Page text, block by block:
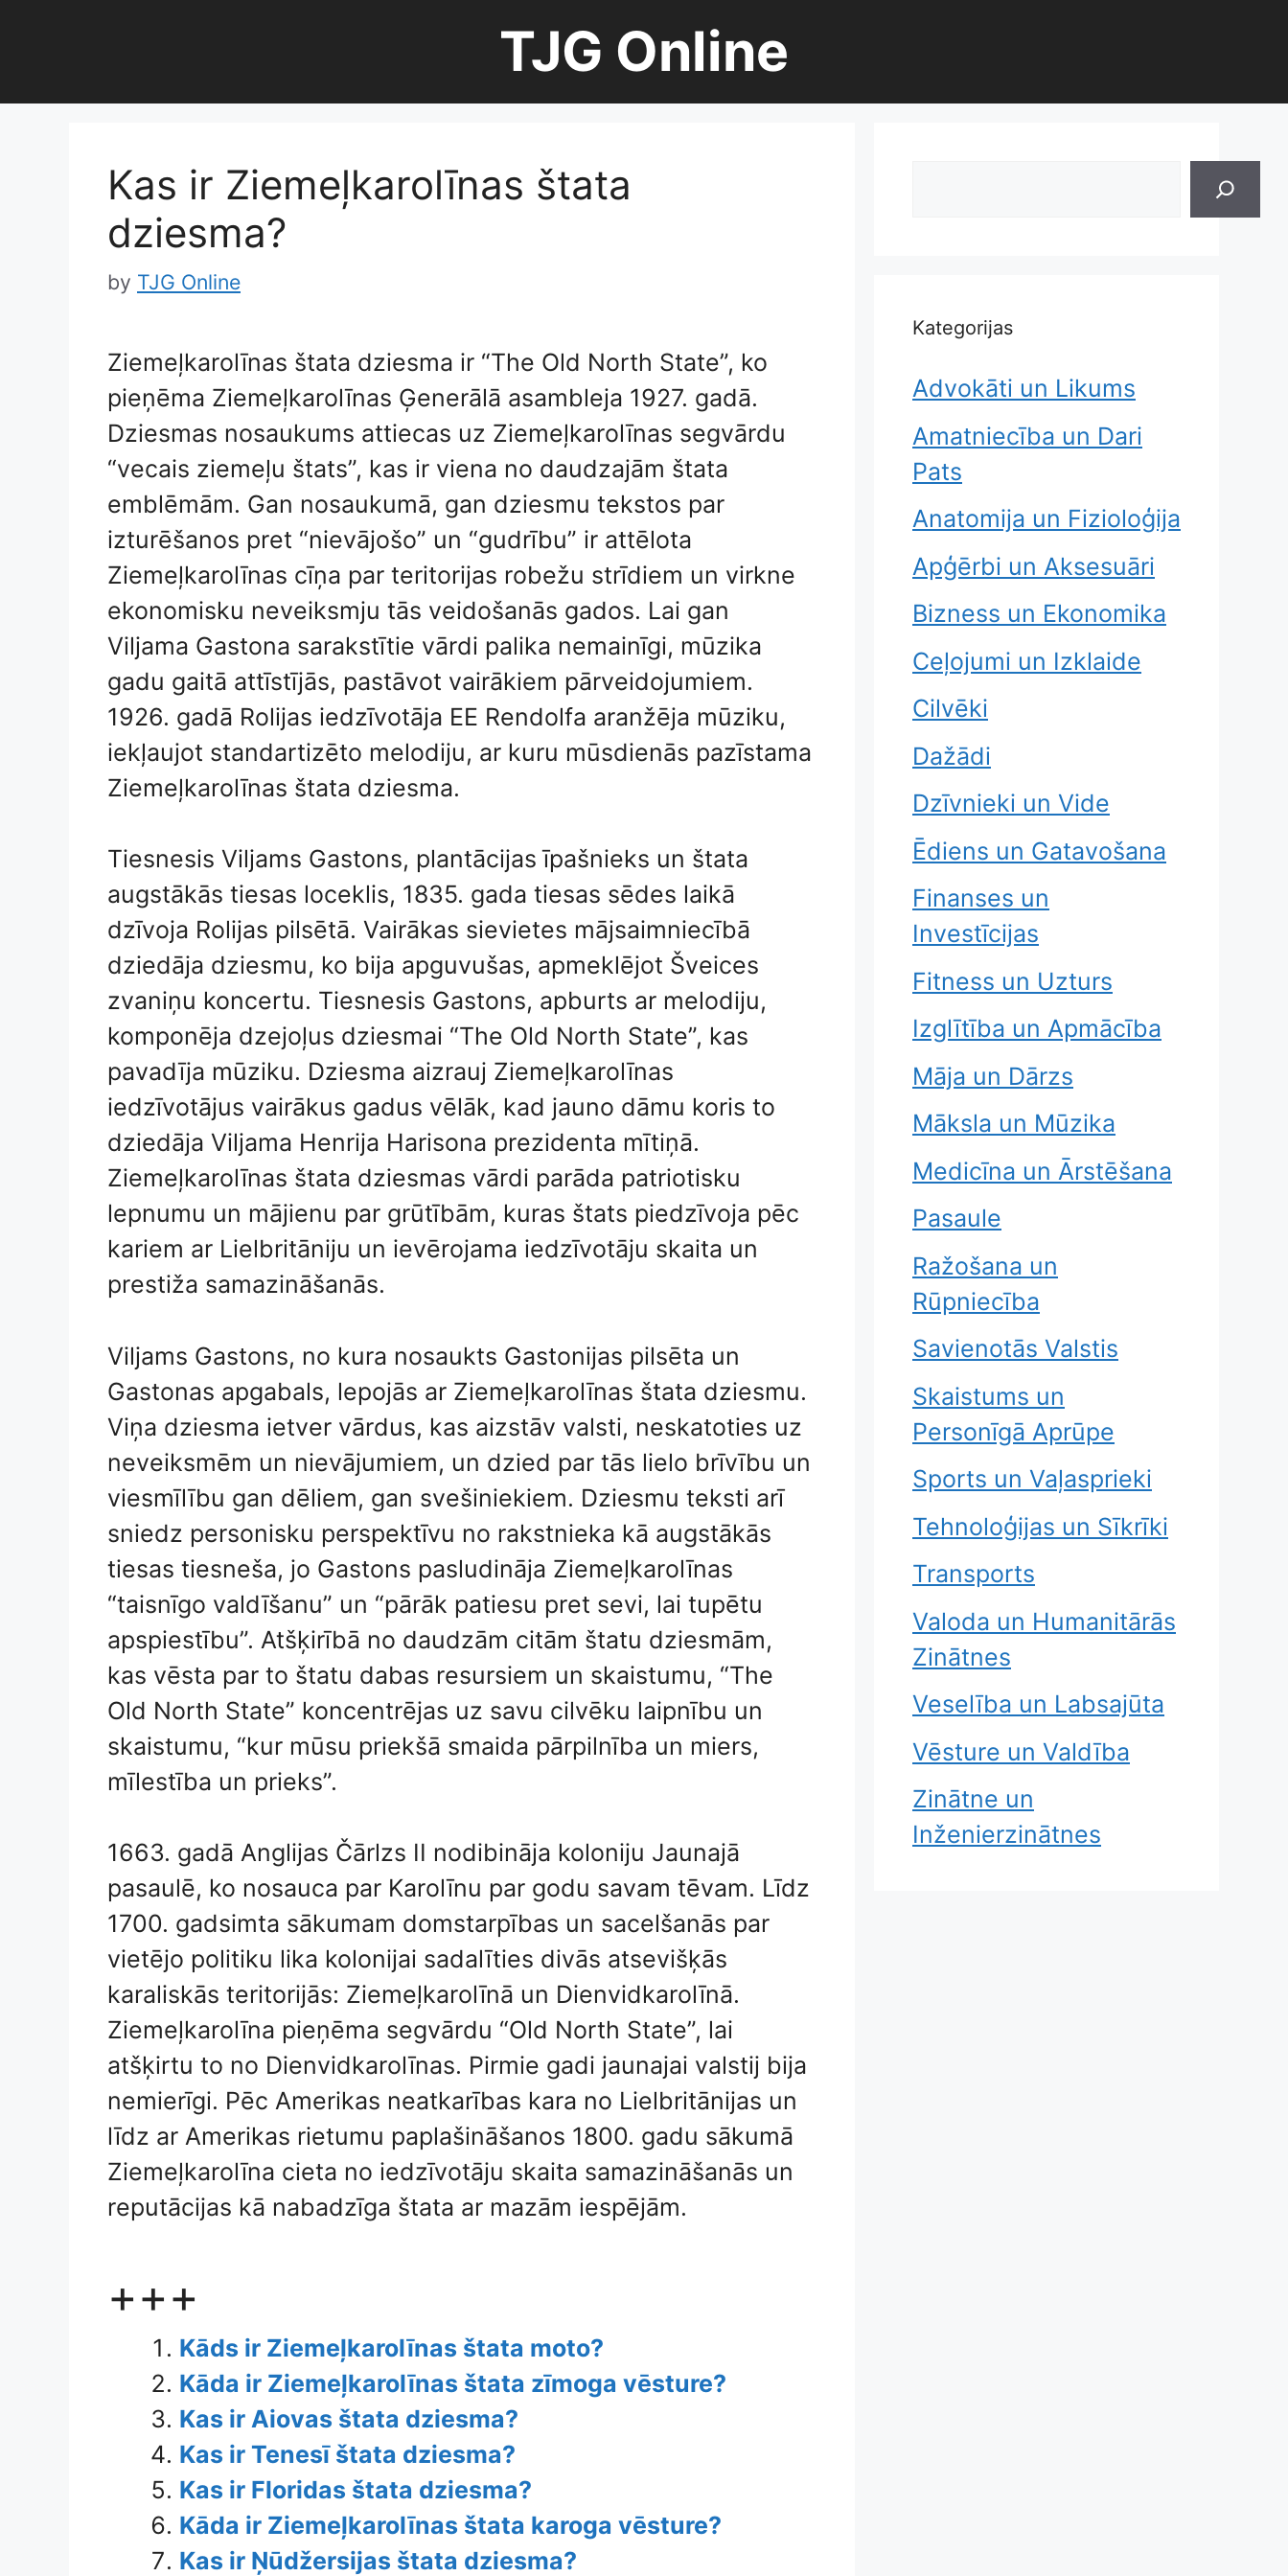
TJG Online
Kas ir Ziemeļkarolīnas štata
dziesma?
by TJG Online
Ziemeļkarolīnas štata dziesma ir “The Old North State”, ko
pieņēma Ziemeļkarolīnas Ģenerālā asambleja 1927. gadā.
Dziesmas nosaukums attiecas uz Ziemeļkarolīnas segvārdu
“vecais ziemeļu štats”, kas ir viena no daudzajām štata
emblēmām. Gan nosaukumā, gan dziesmu tekstos par
izturēšanos pret “nievājošo” un “gudrību” ir attēlota
Ziemeļkarolīnas cīņa par teritorijas robežu strīdiem un virkne
ekonomisku neveiksmju tās veidošanās gados. Lai gan
Viljama Gastona sarakstītie vārdi palika nemainīgi, mūzika
gadu gaitā attīstījās, pastāvot vairākiem pārveidojumiem.
1926. gadā Rolijas iedzīvotāja EE Rendolfa aranžēja mūziku,
iekļaujot standartizēto melodiju, ar kuru mūsdienās pazīstama
Ziemeļkarolīnas štata dziesma.
Tiesnesis Viljams Gastons, plantācijas īpašnieks un štata
augstākās tiesas loceklis, 1835. gada tiesas sēdes laikā
dzīvoja Rolijas pilsētā. Vairākas sievietes mājsaimniecībā
dziedāja dziesmu, ko bija apguvušas, apmeklējot Šveices
zvaniņu koncertu. Tiesnesis Gastons, apburts ar melodiju,
komponēja dzejoļus dziesmai “The Old North State”, kas
pavadīja mūziku. Dziesma aizrauj Ziemeļkarolīnas
iedzīvotājus vairākus gadus vēlāk, kad jauno dāmu koris to
dziedāja Viljama Henrija Harisona prezidenta mītiņā.
Ziemeļkarolīnas štata dziesmas vārdi parāda patriotisku
lepnumu un mājienu par grūtībām, kuras štats piedzīvoja pēc
kariem ar Lielbritāniju un ievērojama iedzīvotāju skaita un
prestiža samazināšanās.
Viljams Gastons, no kura nosaukts Gastonijas pilsēta un
Gastonas apgabals, lepojās ar Ziemeļkarolīnas štata dziesmu.
Viņa dziesma ietver vārdus, kas aizstāv valsti, neskatoties uz
neveiksmēm un nievājumiem, un dzied par tās lielo brīvību un
viesmīlību gan dēliem, gan svešiniekiem. Dziesmu teksti arī
sniedz personisku perspektīvu no rakstnieka kā augstākās
tiesas tiesneša, jo Gastons pasludināja Ziemeļkarolīnas
“taisnīgo valdīšanu” un “pārāk patiesu pret sevi, lai tupētu
apspiestību”. Atšķirībā no daudzām citām štatu dziesmām,
kas vēsta par to štatu dabas resursiem un skaistumu, “The
Old North State” koncentrējas uz savu cilvēku laipnību un
skaistumu, “kur mūsu priekšā smaida pārpilnība un miers,
mīlestība un prieks”.
1663. gadā Anglijas Čārlzs II nodibināja koloniju Jaunajā
pasaulē, ko nosauca par Karolīnu par godu savam tēvam. Līdz
1700. gadsimta sākumam domstarpības un sacelšanās par
vietējo politiku lika kolonijai sadalīties divās atsevišķās
karaliskās teritorijās: Ziemeļkarolīnā un Dienvidkarolīnā.
Ziemeļkarolīna pieņēma segvārdu “Old North State”, lai
atšķirtu to no Dienvidkarolīnas. Pirmie gadi jaunajai valstij bija
nemierīgi. Pēc Amerikas neatkarības kara no Lielbritānijas un
līdz ar Amerikas rietumu paplašināšanos 1800. gadu sākumā
Ziemeļkarolīna cieta no iedzīvotāju skaita samazināšanās un
reputācijas kā nabadzīga štata ar mazām iespējām.
+++
Kāds ir Ziemeļkarolīnas štata moto?
Kāda ir Ziemeļkarolīnas štata zīmoga vēsture?
Kas ir Aiovas štata dziesma?
Kas ir Tenesī štata dziesma?
Kas ir Floridas štata dziesma?
Kāda ir Ziemeļkarolīnas štata karoga vēsture?
Kas ir Ņūdžersijas štata dziesma?
Kategorijas
Advokāti un Likums
Amatniecība un Dari
Pats
Anatomija un Fizioloģija
Apģērbi un Aksesuāri
Bizness un Ekonomika
Ceļojumi un Izklaide
Cilvēki
Dažādi
Dzīvnieki un Vide
Ēdiens un Gatavošana
Finanses un
Investīcijas
Fitness un Uzturs
Izglītība un Apmācība
Māja un Dārzs
Māksla un Mūzika
Medicīna un Ārstēšana
Pasaule
Ražošana un
Rūpniecība
Savienotās Valstis
Skaistums un
Personīgā Aprūpe
Sports un Vaļasprieki
Tehnoloģijas un Sīkrīki
Transports
Valoda un Humanitārās
Zinātnes
Veselība un Labsajūta
Vēsture un Valdība
Zinātne un
Inženierzinātnes